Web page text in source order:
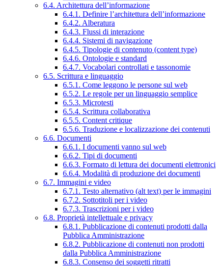
6.4. Architettura dell’informazione
6.4.1. Definire l’architettura dell’informazione
6.4.2. Alberatura
6.4.3. Flussi di interazione
6.4.4. Sistemi di navigazione
6.4.5. Tipologie di contenuto (content type)
6.4.6. Ontologie e standard
6.4.7. Vocabolari controllati e tassonomie
6.5. Scrittura e linguaggio
6.5.1. Come leggono le persone sul web
6.5.2. Le regole per un linguaggio semplice
6.5.3. Microtesti
6.5.4. Scrittura collaborativa
6.5.5. Content critique
6.5.6. Traduzione e localizzazione dei contenuti
6.6. Documenti
6.6.1. I documenti vanno sul web
6.6.2. Tipi di documenti
6.6.3. Formato di lettura dei documenti elettronici
6.6.4. Modalità di produzione dei documenti
6.7. Immagini e video
6.7.1. Testo alternativo (alt text) per le immagini
6.7.2. Sottotitoli per i video
6.7.3. Trascrizioni per i video
6.8. Proprietà intellettuale e privacy
6.8.1. Pubblicazione di contenuti prodotti dalla
Pubblica Amministrazione
6.8.2. Pubblicazione di contenuti non prodotti
dalla Pubblica Amministrazione
6.8.3. Consenso dei soggetti ritratti